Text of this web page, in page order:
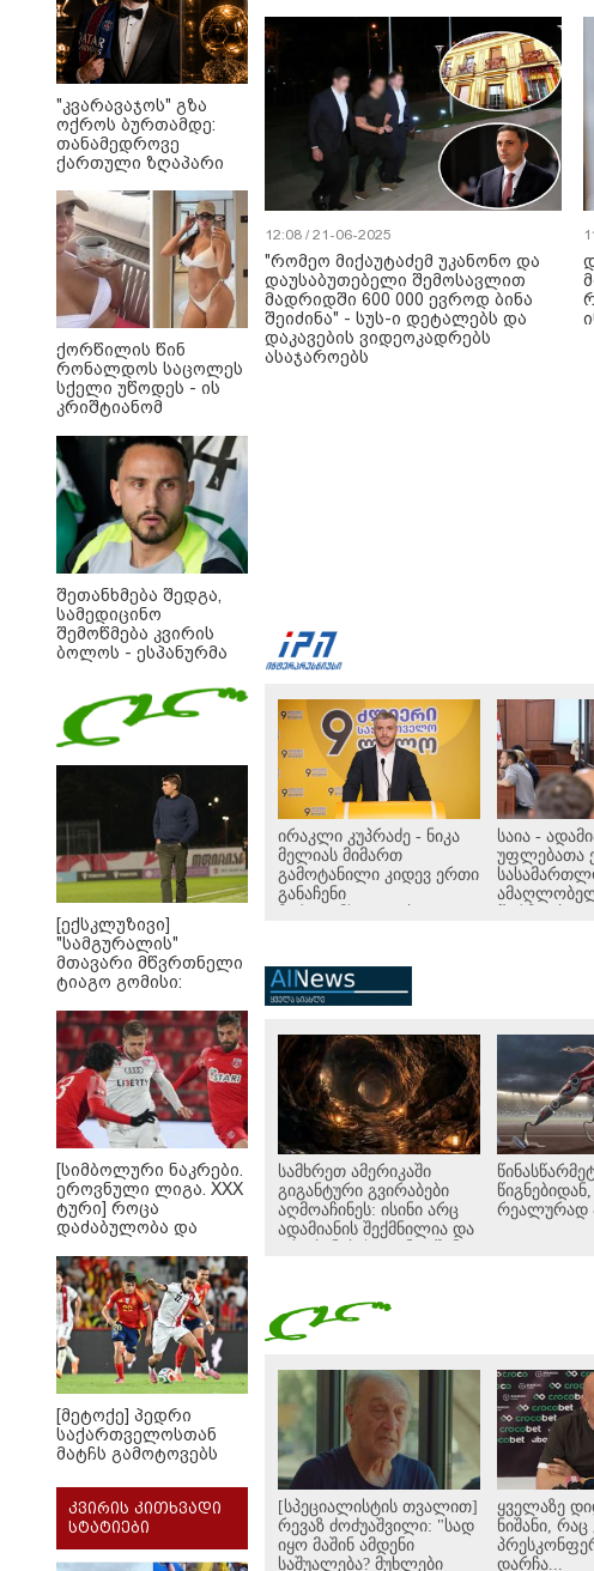
12:08 / 21-06-2025
"რომეო მიქაუტაძემ უკანონო და
დაუსაბუთებელი შემოსავლით
მადრიდში 600 000 ევროდ ბინა
შეიძინა" - სუს-ი დეტალებს და
დაკავების ვიდეოკადრებს
ასაჯაროებს
ირაკლი კუპრაძე - ნიკა
მელიას მიმართ
გამოტანილი კიდევ ერთი
განაჩენი
გაგრძელებაა
საია -
უფლებათა
სამხრეთ ამერიკაში
გიგანტური გვირაბები
აღმოაჩინეს: ისინი არც
ადამიანის შექმნილია და
რეალურად
[სპეციალისტის თვალით]
რევაზ ძოძუაშვილი: "სად
იყო მაშინ ამდენი
საშუალება? მუხლები
ყველაზე
ნიშანი, რაც
დარჩა...
"კვარავაჯოს" გზა
ოქროს ბურთამდე:
თანამედროვე
ქართული ზღაპარი
ქორწილის წინ
რონალდოს საცოლეს
სქელი უწოდეს - ის
კრიშტიანომ
მორგანიც
გამოექომაგა
შეთანხმება შედგა,
სამედიცინო
შემოწმება კვირის
ბოლოს - ესპანურმა
ქოჩორაშვილის
ახალი გუნდი
დაასახელა
[ექსკლუზივი]
"სამგურალის"
მთავარი მწვრთნელი
ტიაგო გომისი:
ტალანტების
ქვეყანაა"!
[სიმბოლური ნაკრები.
ეროვნული ლიგა. XXX
ტური] როცა
დაძაბულობა და
არიან...
[მეტოქე] პედრი
საქართველოსთან
მატჩს გამოტოვებს
კვირის კითხვადი
სტატიები